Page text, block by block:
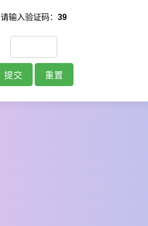
请输入验证码： 39
提交 重置